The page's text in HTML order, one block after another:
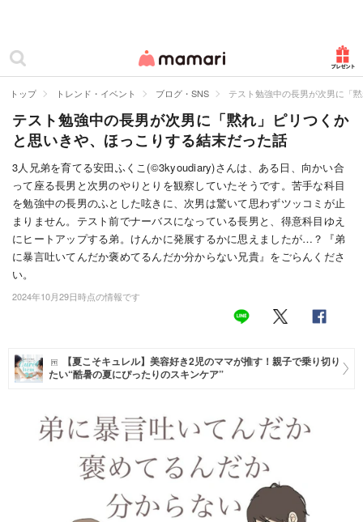
ママリ
カテゴリー一覧
妊娠
出産
赤ちゃん・育児
子育て・家族
病院
住まい
トレンド・イベント
トップ トレンド・イベント ブログ・SNS テスト勉強中の長男が次男に「
テスト勉強中の長男が次男に「黙れ」ピリつくか
と思いきや、ほっこりする結末だった話
3人兄弟を育てる安田ふくこ(©3kyoudiary)さんは、ある日、向かい合
って座る長男と次男のやりとりを観察していたそうです。苦手な科目
を勉強中の長男のふとした呟きに、次男は驚いて思わずツッコミが止
まりません。テスト前でナーバスになっている長男と、得意科目ゆえ
にヒートアップする弟。けんかに発展するかに思えましたが…？『弟
に暴言吐いてんだか褒めてるんだか分からない兄貴』をごらんくださ
い。
2024年10月29日時点の情報です
【夏こそキュレル】美容好き2児のママが推す！親子で乗り切り
たい“酷暑の夏にぴったりのスキンケア”